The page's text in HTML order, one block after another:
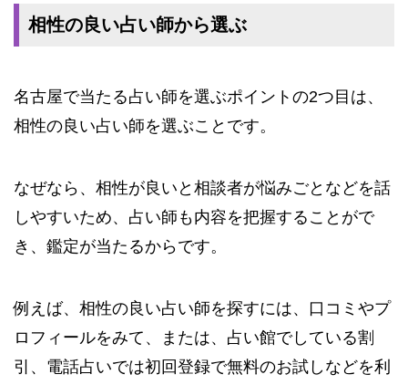
相性の良い占い師から選ぶ
名古屋で当たる占い師を選ぶポイントの2つ目は、
相性の良い占い師を選ぶことです。
なぜなら、相性が良いと相談者が悩みごとなどを話
しやすいため、占い師も内容を把握することがで
き、鑑定が当たるからです。
例えば、相性の良い占い師を探すには、口コミやプ
ロフィールをみて、または、占い館でしている割
引、電話占いでは初回登録で無料のお試しなどを利